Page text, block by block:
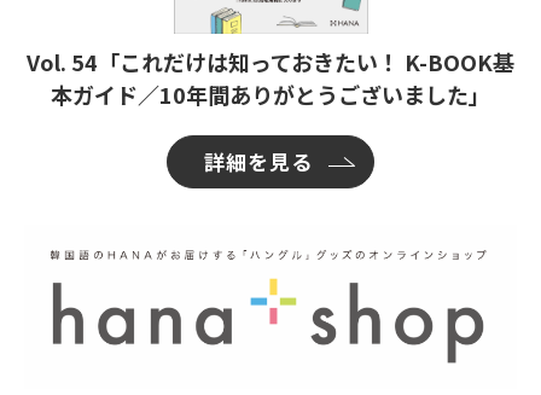
Vol. 54「これだけは知っておきたい！ K-BOOK基
本ガイド／10年間ありがとうございました」
詳細を見る